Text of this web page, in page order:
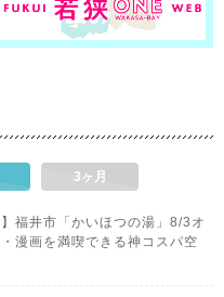
3ヶ月
】福井市「かいほつの湯」8/3オ
漫画を満喫できる神コスパ空